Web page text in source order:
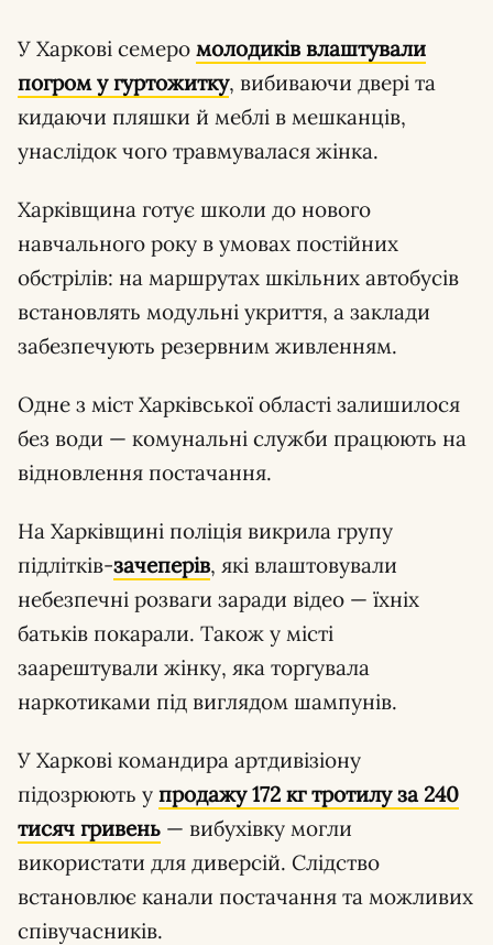
У Харкові семеро молодиків влаштували
погрому гуртожитку, вибиваючи двері та
кидаючи пляшки й меблі в мешканців,
унаслідок чого травмувалася жінка.
Харківщина готує школи до нового
навчального року в умовах постійних
обстрілів: на маршрутах шкільних автобусів
встановлять модульні укриття, а заклади
забезпечують резервним живленням.
Одне з міст Харківської області залишилося
без води — комунальні служби працюють на
відновлення постачання.
На Харківщині поліція викрила групу
підлітків-зачеперів, які влаштовували
небезпечні розваги заради відео — їхніх
батьків покарали. Також у місті
заарештували жінку, яка торгувала
наркотиками під виглядом шампунів.
У Харкові командира артдивізіону
підозрюють у продажу 172 кг тротилу за 240
тисяч гривень — вибухівку могли
використати для диверсій. Слідство
встановлює канали постачання та можливих
співучасників.